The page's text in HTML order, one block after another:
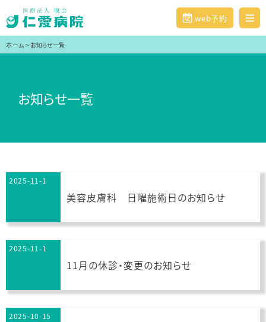
web予約
ホーム > お知らせ一覧
お知らせ一覧
2025-11-1
美容皮膚科 日曜施術日のお知らせ
2025-11-1
11月の休診・変更のお知らせ
2025-10-15